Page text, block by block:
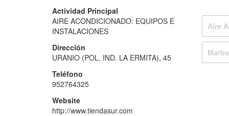
Aire
Actividad Principal
AIRE ACONDICIONADO: EQUIPOS E
INSTALACIONES
Dirección
URANIO (POL. IND. LA ERMITA), 45
Teléfono
952764325
Website
http://www.tiendasur.com